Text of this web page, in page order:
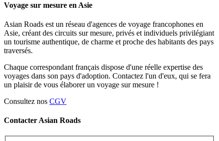
Voyage sur mesure en Asie
Asian Roads est un réseau d'agences de voyage francophones en
Asie, créant des circuits sur mesure, privés et individuels privilégiant
un tourisme authentique, de charme et proche des habitants des pays
traversés.
Chaque correspondant français dispose d'une réelle expertise des
voyages dans son pays d'adoption. Contactez l'un d'eux, qui se fera
un plaisir de vous élaborer un voyage sur mesure !
Consultez nos CGV
Contacter Asian Roads